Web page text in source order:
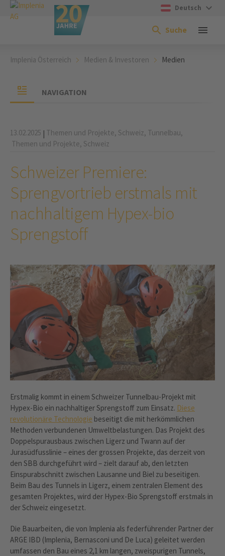
Deutsch
Suche
Implenia Österreich Medien & Investoren Medien
NAVIGATION
13.02.2025 | Themen und Projekte, Schweiz, Tunnelbau,
Themen und Projekte, Schweiz
Schweizer Premiere:
Sprengvortrieb erstmals mit
nachhaltigem Hypex-bio
Sprengstoff
Erstmalig kommt in einem Schweizer Tunnelbau-Projekt mit
Hypex-Bio ein nachhaltiger Sprengstoff zum Einsatz. Diese
revolutionäre Technologie beseitigt die mit herkömmlichen
Methoden verbundenen Umweltbelastungen. Das Projekt des
Doppelspurausbaus zwischen Ligerz und Twann auf der
Jurasüdfusslinie – eines der grossen Projekte, das derzeit von
den SBB durchgeführt wird – zielt darauf ab, den letzten
Einspurabschnitt zwischen Lausanne und Biel zu beseitigen.
Beim Bau des Tunnels in Ligerz, einem zentralen Element des
gesamten Projektes, wird der Hypex-Bio Sprengstoff erstmals in
der Schweiz eingesetzt.
Die Bauarbeiten, die von Implenia als federführender Partner der
ARGE IBD (Implenia, Bernasconi und De Luca) geleitet werden
umfassen den Bau eines 2,1 km langen, zweispurigen Tunnels,